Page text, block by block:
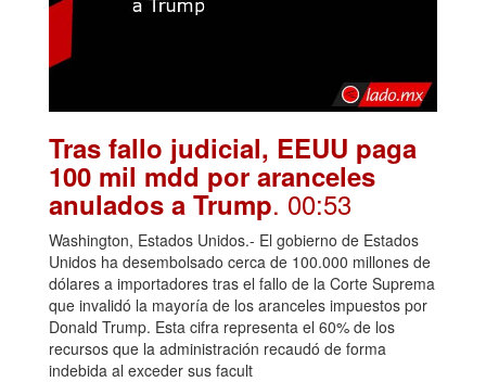
Tras fallo judicial, EEUU paga
100 mil mdd por aranceles
anulados a Trump. 00:53
Washington, Estados Unidos.- El gobierno de Estados
Unidos ha desembolsado cerca de 100.000 millones de
dólares a importadores tras el fallo de la Corte Suprema
que invalidó la mayoría de los aranceles impuestos por
Donald Trump. Esta cifra representa el 60% de los
recursos que la administración recaudó de forma
indebida al exceder sus facult